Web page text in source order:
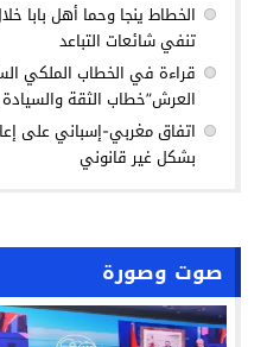
صوت وصورة
الخطاط ينجا وحما أهل بابا
تنفي شائعات التباعد
العرش”خطاب الثقة والسيادة
اتفاق مغربي-إسباني على
بشكل غير قانوني